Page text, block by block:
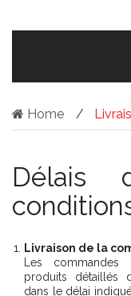
Home
Délais
Livraison de la
Les
produits détaillés
dans le délai